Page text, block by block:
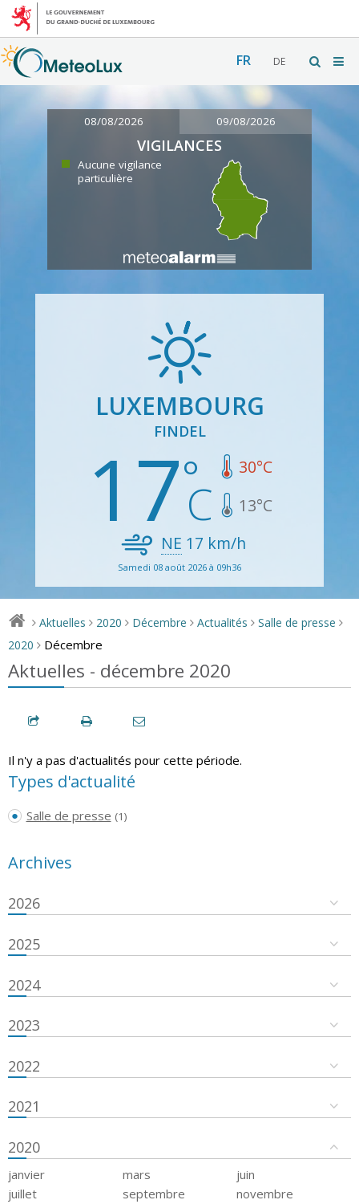
FR DE
08/08/2026 09/08/2026
VIGILANCES
Aucune vigilance
particulière
LUXEMBOURG
FINDEL
17 30°C
13°C
NE 17 km/h
Samedi 08 août 2026 à 09h36
> Aktuelles > 2020 > Décembre > Actualités > Salle de presse >
2020 > Décembre
Aktuelles - décembre 2020
Il n'y a pas d'actualités pour cette période.
Types d'actualité
Salle de presse (1)
Archives
2026
2025
2024
2023
2022
2021
2020
janvier mars
juin
juillet
septembre
novembre